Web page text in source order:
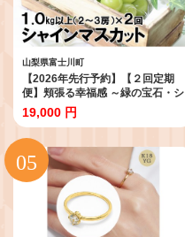
山梨県富士川町
【2026年先行予約】【２回定期
便】頬張る幸福感 ～緑の宝石・シ
ャインマスカット～ 計２
kg（1.0kg以上・2～3房を２回[9
月上旬・下旬]お届け） シャイン
シャインマスカット ぶどう 葡萄
ブドウ 定期便 ２回 果物 くだもの
フルーツ 山梨 やまなし 富士川町
シャインだけ シャインマスカット
19,000 円